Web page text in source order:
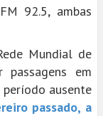
92.5, ambas
Mundial de
em
ausente
passado, a